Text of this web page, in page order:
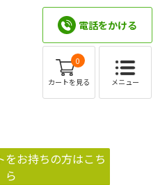
電話をかける
0
カートを見る メニュー
をお持ちの方はこち
ら